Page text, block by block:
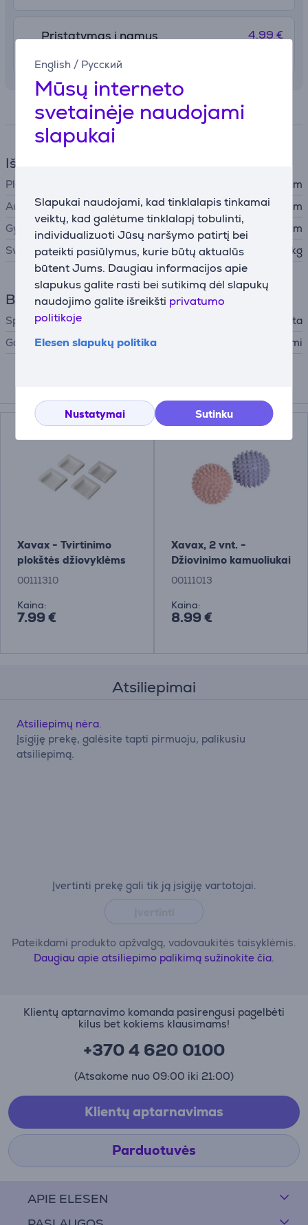
English / Русский
Mūsų interneto
svetainėje naudojami
slapukai
Slapukai naudojami, kad tinklalapis tinkamai
veiktų, kad galėtume tinklalapį tobulinti,
individualizuoti Jūsų naršymo patirtį bei
pateikti pasiūlymus, kurie būtų aktualūs
būtent Jums. Daugiau informacijos apie
slapukus galite rasti bei sutikimą dėl slapukų
naudojimo galite išreikšti privatumo
politikoje
Elesen slapukų politika
Nustatymai Sutinku
Pristatymas į namus 4.99 €
Specifikacija
Išmatavimai
Plotis
2,9 cm
Aukštis
7,1 cm
Gylis
17 cm
Svoris
0,265 kg
Bendri parametrai
Spalva
Balta
Gamintojas
Xiaomi
Xavax - Tvirtinimo
plokštės džiovyklėms
00111310
Kaina:
7.99 €
Xavax, 2 vnt. -
Džiovinimo kamuoliukai
00111013
Kaina:
8.99 €
Atsiliepimai
Įvertinti prekę gali tik ją įsigiję vartotojai.
Pateikdami produkto apžvalgą, vadovaukitės taisyklėmis.
Daugiau apie atsiliepimo palikimą sužinokite čia.
Atsiliepimų nėra.
Įsigiję prekę, galėsite tapti pirmuoju, palikusiu
atsiliepimą.
APIE ELESEN
Klientų aptarnavimo komanda pasirengusi pagelbėti
kilus bet kokiems klausimams!
+370 4 620 0100
(Atsakome nuo 09:00 iki 21:00)
Klientų aptarnavimas
Parduotuvės